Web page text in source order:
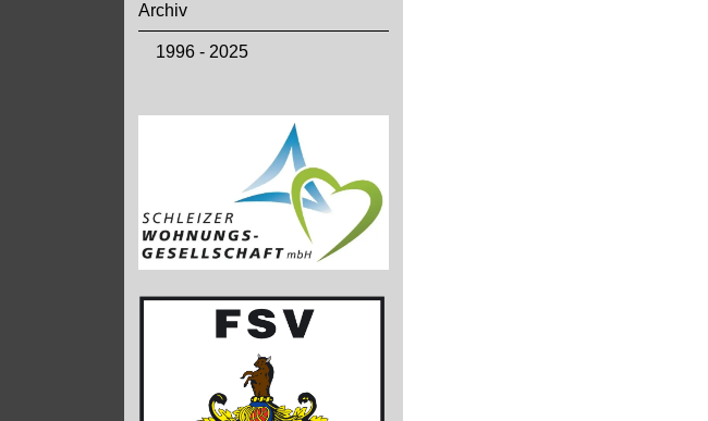
Archiv
1996 - 2025